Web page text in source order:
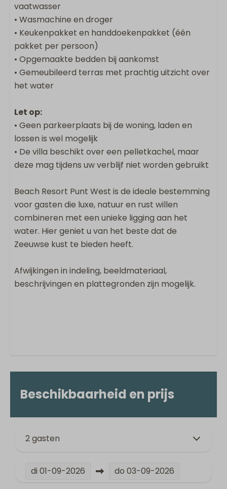
vaatwasser
• Wasmachine en droger
• Keukenpakket en handdoekenpakket (één
pakket per persoon)
• Opgemaakte bedden bij aankomst
• Gemeubileerd terras met prachtig uitzicht over
het water
Let op:
• Geen parkeerplaats bij de woning, laden en
lossen is wel mogelijk
• De villa beschikt over een pelletkachel, maar
deze mag tijdens uw verblijf niet worden gebruikt
Beach Resort Punt West is de ideale bestemming
voor gasten die luxe, natuur en rust willen
combineren met een unieke ligging aan het
water. Hier geniet u van het beste dat de
Zeeuwse kust te bieden heeft.
Afwijkingen in indeling, beeldmateriaal,
beschrijvingen en plattegronden zijn mogelijk.
Beschikbaarheid en prijs
2 gasten
di 01-09-2026 do 03-09-2026